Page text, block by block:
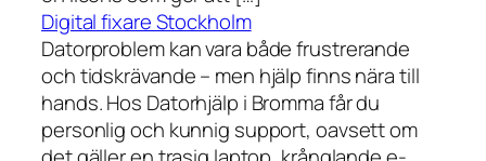
Digital fixare Stockholm
Datorproblem kan vara både frustrerande
och tidskrävande – men hjälp finns nära till
hands. Hos Datorhjälp i Bromma får du
personlig och kunnig support, oavsett om